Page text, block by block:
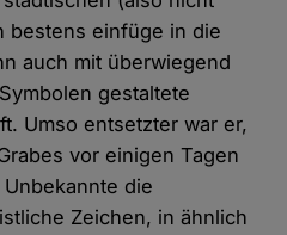
bestens einfüge in die
auch mit überwiegend
gestaltete
Umso entsetzter war er,
vor einigen Tagen
die
Zeichen, in ähnlich